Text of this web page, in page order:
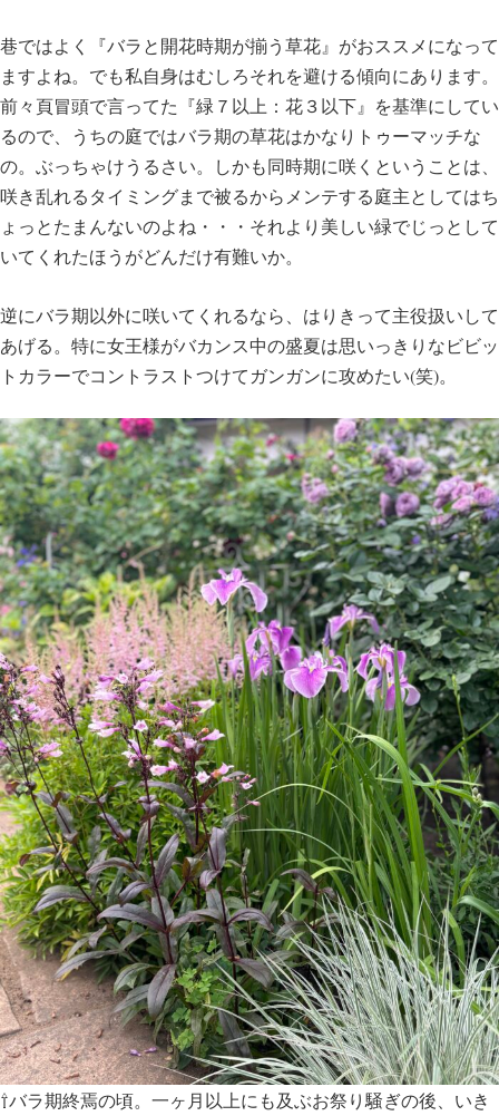
巷ではよく『バラと開花時期が揃う草花』がおススメになって
ますよね。でも私自身はむしろそれを避ける傾向にあります。
前々頁冒頭で言ってた『緑７以上：花３以下』を基準にしてい
るので、うちの庭ではバラ期の草花はかなりトゥーマッチな
の。ぶっちゃけうるさい。しかも同時期に咲くということは、
咲き乱れるタイミングまで被るからメンテする庭主としてはち
ょっとたまんないのよね・・・それより美しい緑でじっとして
いてくれたほうがどんだけ有難いか。
逆にバラ期以外に咲いてくれるなら、はりきって主役扱いして
あげる。特に女王様がバカンス中の盛夏は思いっきりなビビッ
トカラーでコントラストつけてガンガンに攻めたい(笑)。
⇧バラ期終焉の頃。一ヶ月以上にも及ぶお祭り騒ぎの後、いき